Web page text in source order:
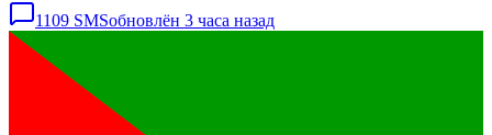
1109 SMSобновлён 3 часа назад